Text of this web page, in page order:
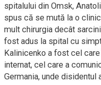
spitalului din Omsk,
spus că se mută la o
mult chirurgia decât
fost adus la spital cu
Kalinicenko a fost cel
internat, cel care a
Germania, unde disidentul